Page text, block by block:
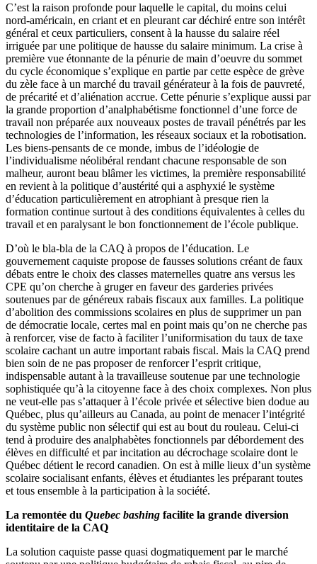
C’est la raison profonde pour laquelle le capital, du moins celui
nord-américain, en criant et en pleurant car déchiré entre son intérêt
général et ceux particuliers, consent à la hausse du salaire réel
irriguée par une politique de hausse du salaire minimum. La crise à
première vue étonnante de la pénurie de main d’oeuvre du sommet
du cycle économique s’explique en partie par cette espèce de grève
du zèle face à un marché du travail générateur à la fois de pauvreté,
de précarité et d’aliénation accrue. Cette pénurie s’explique aussi par
la grande proportion d’analphabétisme fonctionnel d’une force de
travail non préparée aux nouveaux postes de travail pénétrés par les
technologies de l’information, les réseaux sociaux et la robotisation.
Les biens-pensants de ce monde, imbus de l’idéologie de
l’individualisme néolibéral rendant chacune responsable de son
malheur, auront beau blâmer les victimes, la première responsabilité
en revient à la politique d’austérité qui a asphyxié le système
d’éducation particulièrement en atrophiant à presque rien la
formation continue surtout à des conditions équivalentes à celles du
travail et en paralysant le bon fonctionnement de l’école publique.
D’où le bla-bla de la CAQ à propos de l’éducation. Le
gouvernement caquiste propose de fausses solutions créant de faux
débats entre le choix des classes maternelles quatre ans versus les
CPE qu’on cherche à gruger en faveur des garderies privées
soutenues par de généreux rabais fiscaux aux familles. La politique
d’abolition des commissions scolaires en plus de supprimer un pan
de démocratie locale, certes mal en point mais qu’on ne cherche pas
à renforcer, vise de facto à faciliter l’uniformisation du taux de taxe
scolaire cachant un autre important rabais fiscal. Mais la CAQ prend
bien soin de ne pas proposer de renforcer l’esprit critique,
indispensable autant à la travailleuse soutenue par une technologie
sophistiquée qu’à la citoyenne face à des choix complexes. Non plus
ne veut-elle pas s’attaquer à l’école privée et sélective bien dodue au
Québec, plus qu’ailleurs au Canada, au point de menacer l’intégrité
du système public non sélectif qui est au bout du rouleau. Celui-ci
tend à produire des analphabètes fonctionnels par débordement des
élèves en difficulté et par incitation au décrochage scolaire dont le
Québec détient le record canadien. On est à mille lieux d’un système
scolaire socialisant enfants, élèves et étudiantes les préparant toutes
et tous ensemble à la participation à la société.
La remontée du Quebec bashing facilite la grande diversion
identitaire de la CAQ
La solution caquiste passe quasi dogmatiquement par le marché